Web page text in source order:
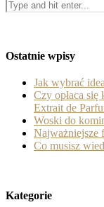
Ostatnie wpisy
Jak wybrać
Czy opłaca
Extrait de
Woski do
Najważniejsze
Co musisz
Kategorie